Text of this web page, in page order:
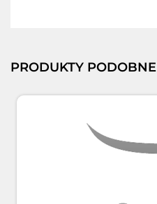
PRODUKTY PODOBNE